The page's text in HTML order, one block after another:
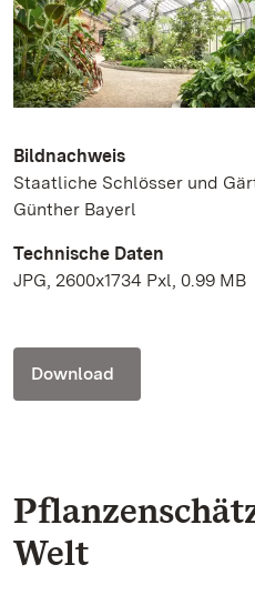
Bildnachweis
Staatliche Schlösser und
Günther Bayerl
Technische Daten
JPG, 2600x1734 Pxl, 0.99 MB
Download
Welt